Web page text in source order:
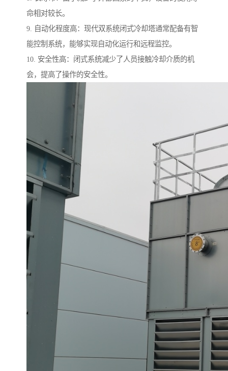
命相对较长。
9. 自动化程度高：现代双系统闭式冷却塔通常配备有智
能控制系统，能够实现自动化运行和远程监控。
10. 安全性高：闭式系统减少了人员接触冷却介质的机
会，提高了操作的安全性。